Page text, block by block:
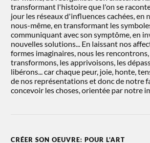
transformant l'histoire que l'on se
jour les réseaux d'influences cachées, en
nous-même, en transformant les
communiquant avec son symptôme, en
nouvelles solutions... En laissant nos
formes imaginaires, nous les rencontrons,
transformons, les apprivoisons, les
libérons... car chaque peur, joie, honte,
de nos représentations et donc de notre
concevoir les choses, orientée par notre
CRÉER SON OEUVRE: POUR L’ART